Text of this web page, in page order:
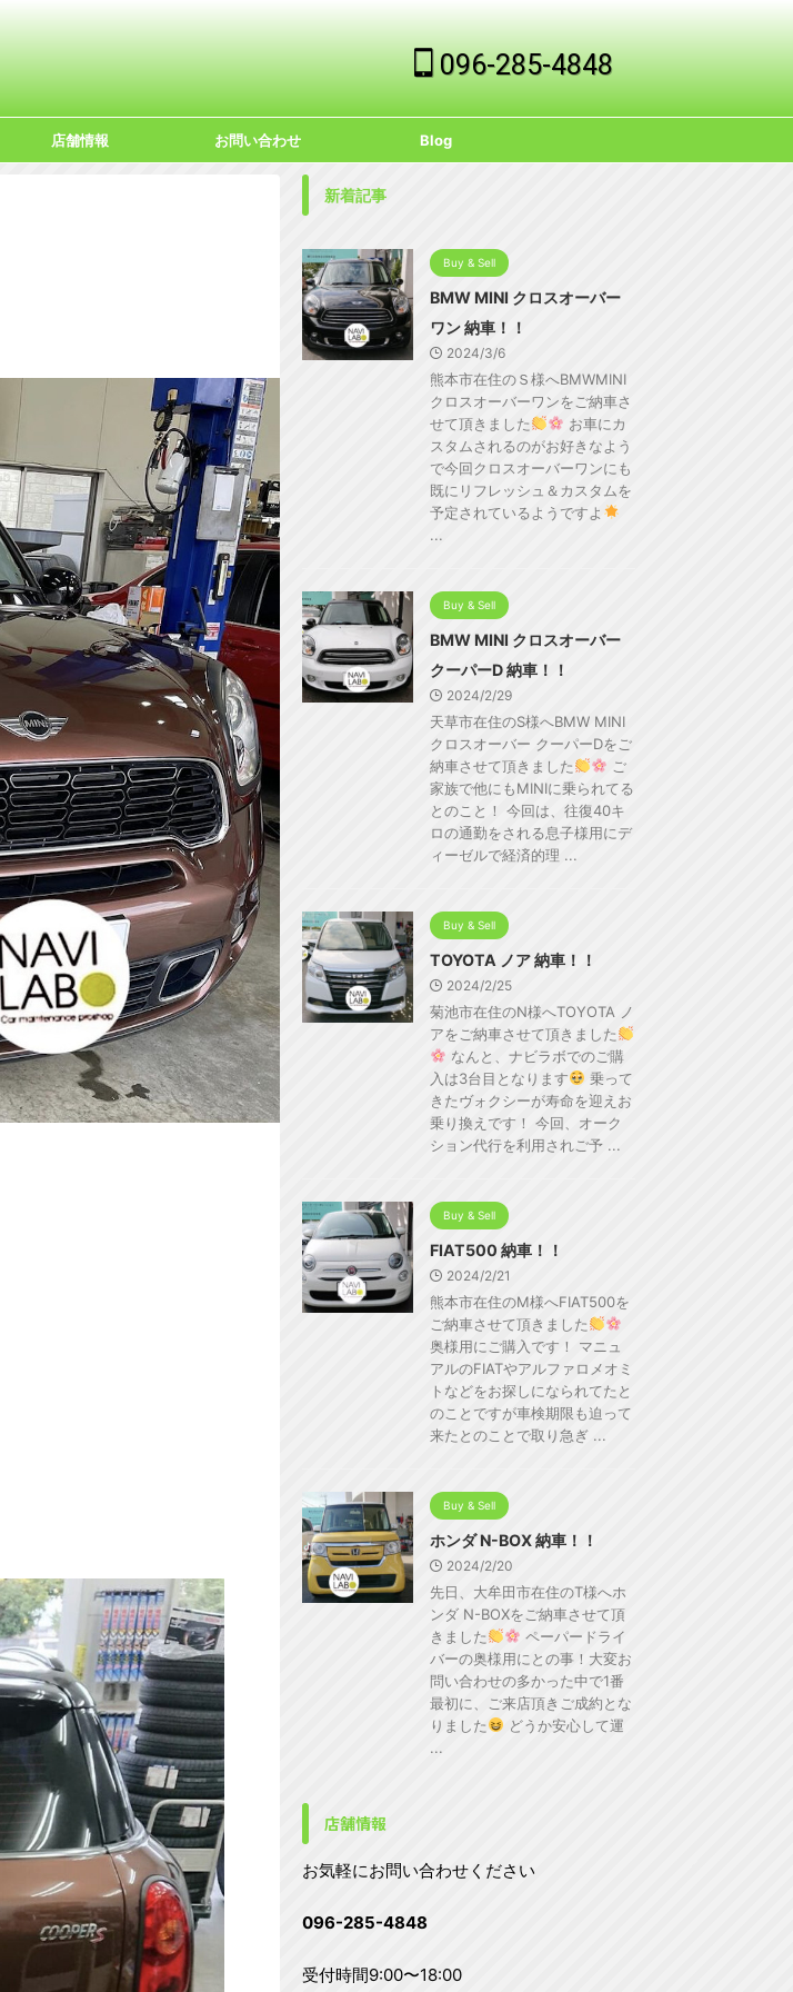
096-285-4848
店舗情報 お問い合わせ Blog
新着記事
Buy & Sell
BMW MINI クロスオーバー
ワン 納車！！
2024/3/6
熊本市在住のＳ様へBMWMINI
クロスオーバーワンをご納車さ
せて頂きました
お車にカ
スタムされるのがお好きなよう
で今回クロスオーバーワンにも
既にリフレッシュ＆カスタムを
予定されているようですよ
...
Buy & Sell
BMW MINI クロスオーバー
クーパーD 納車！！
2024/2/29
天草市在住のS様へBMW MINI
クロスオーバー クーパーDをご
納車させて頂きました
ご
家族で他にもMINIに乗られてる
とのこと！ 今回は、往復40キ
ロの通勤をされる息子様用にデ
ィーゼルで経済的理 ...
Buy & Sell
TOYOTA ノア 納車！！
2024/2/25
菊池市在住のN様へTOYOTA ノ
アをご納車させて頂きました
なんと、ナビラボでのご購
入は3台目となります
乗って
きたヴォクシーが寿命を迎えお
乗り換えです！ 今回、オーク
ション代行を利用されご予 ...
Buy & Sell
FIAT500 納車！！
2024/2/21
熊本市在住のM様へFIAT500を
ご納車させて頂きました
奥様用にご購入です！ マニュ
アルのFIATやアルファロメオミ
トなどをお探しになられてたと
のことですが車検期限も迫って
来たとのことで取り急ぎ ...
Buy & Sell
ホンダ N-BOX 納車！！
2024/2/20
先日、大牟田市在住のT様へホ
ンダ N-BOXをご納車させて頂
きました
ペーパードライ
バーの奥様用にとの事！大変お
問い合わせの多かった中で1番
最初に、ご来店頂きご成約とな
りました
どうか安心して運
...
店舗情報
お気軽にお問い合わせください
096-285-4848
受付時間9:00〜18:00